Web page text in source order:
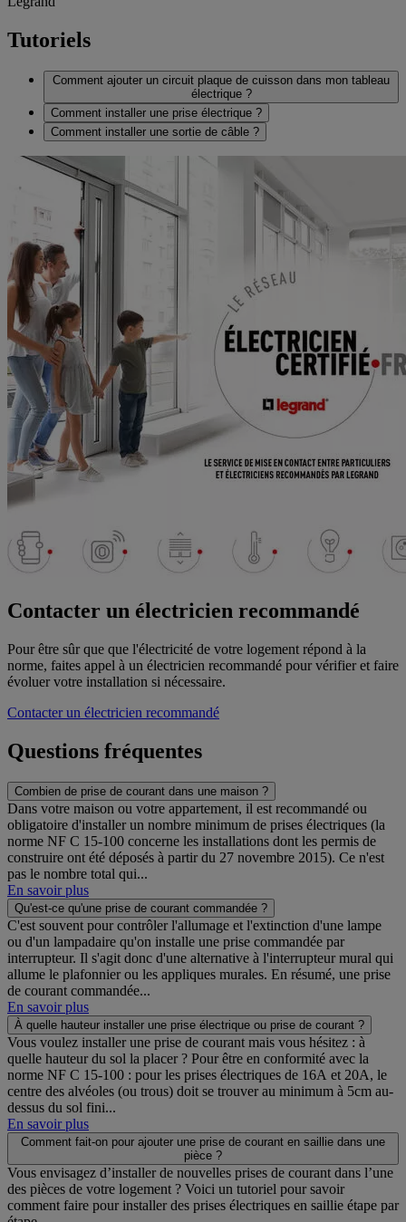
Tutoriels
Comment ajouter un circuit plaque de cuisson dans mon tableau
électrique ?
Comment installer une prise électrique ?
Comment installer une sortie de câble ?
Contacter un électricien recommandé
Pour être sûr que que l'électricité de votre logement répond à la
norme, faites appel à un électricien recommandé pour vérifier et faire
évoluer votre installation si nécessaire.
Contacter un électricien recommandé
Questions fréquentes
Combien de prise de courant dans une maison ?
Dans votre maison ou votre appartement, il est recommandé ou
obligatoire d'installer un nombre minimum de prises électriques (la
norme NF C 15-100 concerne les installations dont les permis de
construire ont été déposés à partir du 27 novembre 2015). Ce n'est
pas le nombre total qui...
En savoir plus
Qu'est-ce qu'une prise de courant commandée ?
C'est souvent pour contrôler l'allumage et l'extinction d'une lampe
ou d'un lampadaire qu'on installe une prise commandée par
interrupteur. Il s'agit donc d'une alternative à l'interrupteur mural qui
allume le plafonnier ou les appliques murales. En résumé, une prise
de courant commandée...
En savoir plus
À quelle hauteur installer une prise électrique ou prise de courant ?
Vous voulez installer une prise de courant mais vous hésitez : à
quelle hauteur du sol la placer ? Pour être en conformité avec la
norme NF C 15-100 : pour les prises électriques de 16A et 20A, le
centre des alvéoles (ou trous) doit se trouver au minimum à 5cm au-
dessus du sol fini...
En savoir plus
Comment fait-on pour ajouter une prise de courant en saillie dans une
pièce ?
Vous envisagez d’installer de nouvelles prises de courant dans l’une
des pièces de votre logement ? Voici un tutoriel pour savoir
comment faire pour installer des prises électriques en saillie étape par